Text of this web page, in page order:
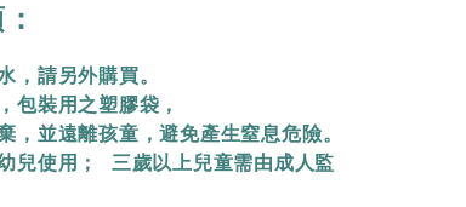
請另外購買。
包裝用之塑膠袋，
，
並遠離孩童，避免產生窒息危險。
兒使用； 三歲以上兒童需由成人監